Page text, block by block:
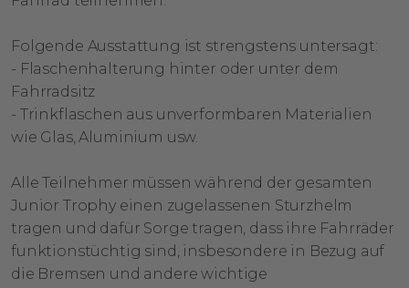
Folgende Ausstattung ist strengstens untersagt:
- Flaschenhalterung hinter oder unter dem
Fahrradsitz
- Trinkflaschen aus unverformbaren Materialien
wie Glas, Aluminium usw.
Alle Teilnehmer müssen während der gesamten
Junior Trophy einen zugelassenen Sturzhelm
tragen und dafür Sorge tragen, dass ihre Fahrräder
funktionstüchtig sind, insbesondere in Bezug auf
die Bremsen und andere wichtige